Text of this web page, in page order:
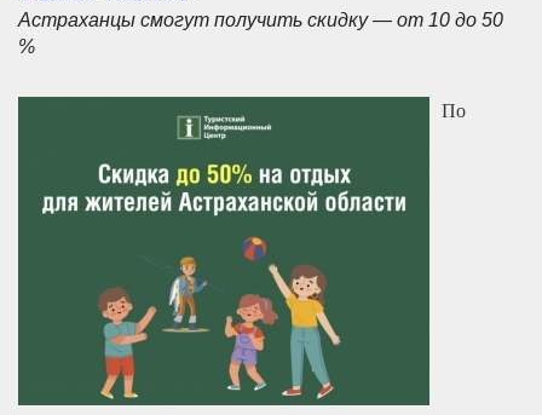
Астраханцы смогут получить скидку — от 10 до 50
%
По